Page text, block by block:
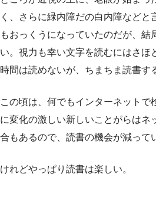
く、さらに緑内障だの白内障などと
もおっくうになっていたのだが、結
い。視力も幸い文字を読むにはさほ
時間は読めないが、ちまちま読書す
この頃は、何でもインターネットで
に変化の激しい新しいことがらはネ
合もあるので、読書の機会が減って
けれどやっぱり読書は楽しい。